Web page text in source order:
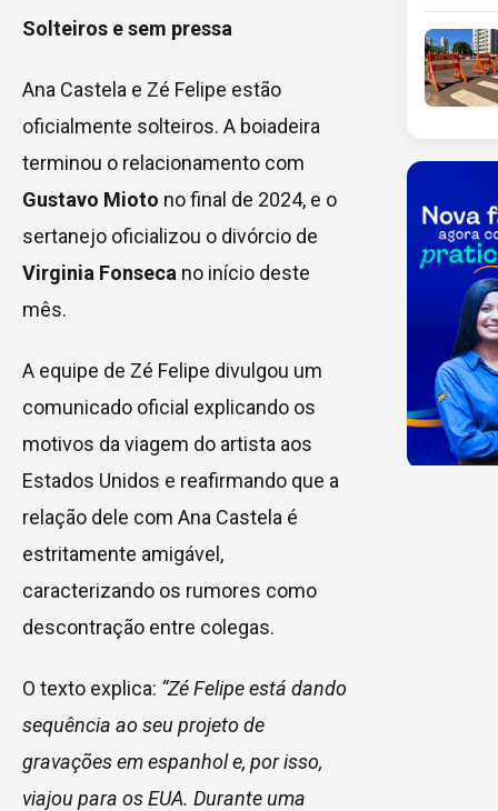
Solteiros e sem pressa
Ana Castela e Zé Felipe estão
oficialmente solteiros. A boiadeira
terminou o relacionamento com
Gustavo Mioto no final de 2024, e o
sertanejo oficializou o divórcio de
Virginia Fonseca no início deste
mês.
A equipe de Zé Felipe divulgou um
comunicado oficial explicando os
motivos da viagem do artista aos
Estados Unidos e reafirmando que a
relação dele com Ana Castela é
estritamente amigável,
caracterizando os rumores como
descontração entre colegas.
O texto explica: “Zé Felipe está dando
sequência ao seu projeto de
gravações em espanhol e, por isso,
viajou para os EUA. Durante uma